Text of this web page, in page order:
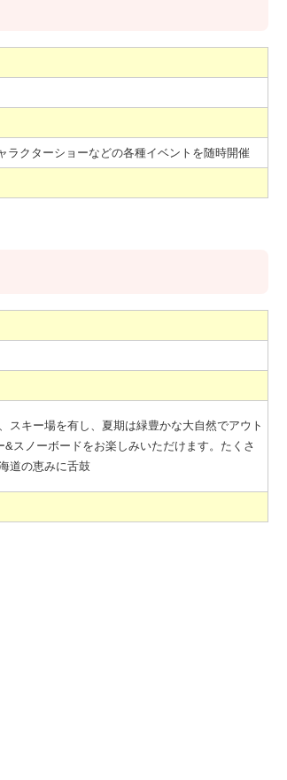
ラクターショーなどの各種イベントを随時開催
スキー場を有し、夏期は緑豊かな大自然でアウト
スノーボードをお楽しみいただけます。たくさ
道の恵みに舌鼓